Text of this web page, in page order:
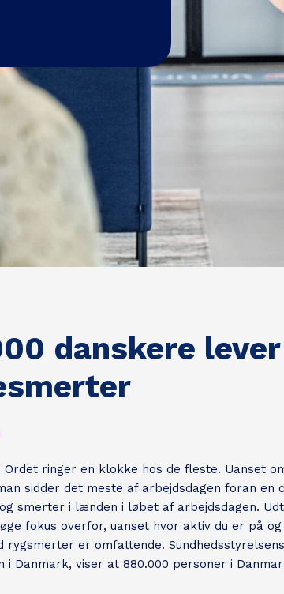
danskere
ringer en klokke hos de fleste. Uanset
sidder det meste af arbejdsdagen foran en
smerter i lænden i løbet af arbejdsdagen.
fokus overfor, uanset hvor aktiv du er på
rygsmerter er omfattende.
i Danmark, viser at 880.000 personer i